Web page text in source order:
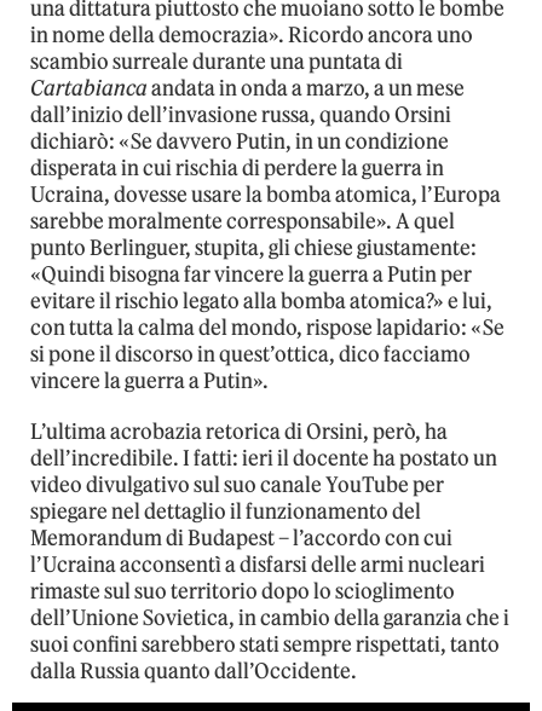
una dittatura piuttosto che muoiano sotto le bombe
in nome della democrazia». Ricordo ancora uno
scambio surreale durante una puntata di
Cartabiancaandata in onda a marzo, a un mese
dall’inizio dell’invasione russa, quando Orsini
dichiarò: «Se davvero Putin, in un condizione
disperata in cui rischia di perdere la guerra in
Ucraina, dovesse usare la bomba atomica, l’Europa
sarebbe moralmente corresponsabile». A quel
punto Berlinguer, stupita, gli chiese giustamente:
«Quindi bisogna far vincere la guerra a Putin per
evitare il rischio legato alla bomba atomica?» e lui,
con tutta la calma del mondo, rispose lapidario: «Se
si pone il discorso in quest’ottica, dico facciamo
vincere la guerra a Putin».
L’ultima acrobazia retorica di Orsini, però, ha
dell’incredibile. I fatti: ieri il docente ha postato un
video divulgativo sul suo canale YouTube per
spiegare nel dettaglio il funzionamento del
Memorandum di Budapest – l’accordo con cui
l’Ucraina acconsentì a disfarsi delle armi nucleari
rimaste sul suo territorio dopo lo scioglimento
dell’Unione Sovietica, in cambio della garanzia che i
suoi confini sarebbero stati sempre rispettati, tanto
dalla Russia quanto dall’Occidente.